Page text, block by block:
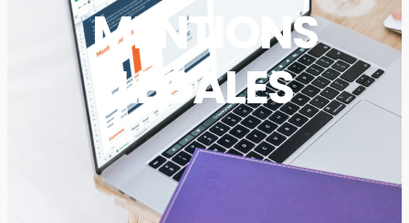
MENTIONS
LÉGALES